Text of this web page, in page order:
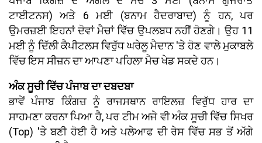
ਟਾਈਟਨਸ) ਅਤੇ 6 ਮਈ (ਬਨਾਮ ਹੈਦਰਾਬਾਦ) ਨੂੰ ਹਨ, ਪਰ
ਉਮਰਜ਼ਈ ਇਹਨਾਂ ਦੋਵਾਂ ਮੈਚਾਂ ਵਿੱਚ ਉਪਲਬਧ ਨਹੀਂ ਹੋਣਗੇ। ਉਹ 11
ਮਈ ਨੂੰ ਦਿੱਲੀ ਕੈਪੀਟਲਸ ਵਿਰੁੱਧ ਘਰੇਲੂ ਮੈਦਾਨ 'ਤੇ ਹੋਣ ਵਾਲੇ ਮੁਕਾਬਲੇ
ਵਿੱਚ ਇਸ ਸੀਜ਼ਨ ਦਾ ਆਪਣਾ ਪਹਿਲਾ ਮੈਚ ਖੇਡ ਸਕਦੇ ਹਨ।
ਅੰਕ ਸੂਚੀ ਵਿੱਚ ਪੰਜਾਬ ਦਾ ਦਬਦਬਾ
ਭਾਵੇਂ ਪੰਜਾਬ ਕਿੰਗਜ਼ ਨੂੰ ਰਾਜਸਥਾਨ ਰਾਇਲਜ਼ ਵਿਰੁੱਧ ਹਾਰ ਦਾ
ਸਾਹਮਣਾ ਕਰਨਾ ਪਿਆ ਹੈ, ਪਰ ਟੀਮ ਅਜੇ ਵੀ ਅੰਕ ਸੂਚੀ ਵਿੱਚ ਸਿਖਰ
(Top) 'ਤੇ ਬਣੀ ਹੋਈ ਹੈ ਅਤੇ ਪਲੇਆਫ ਦੀ ਰੇਸ ਵਿੱਚ ਸਭ ਤੋਂ ਅੱਗੇ